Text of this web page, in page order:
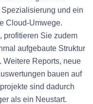
und ein
Cloud-Umwege.
profitieren Sie zudem
aufgebaute Struktur
Weitere Reports, neue
bauen auf
sind dadurch
als ein Neustart.